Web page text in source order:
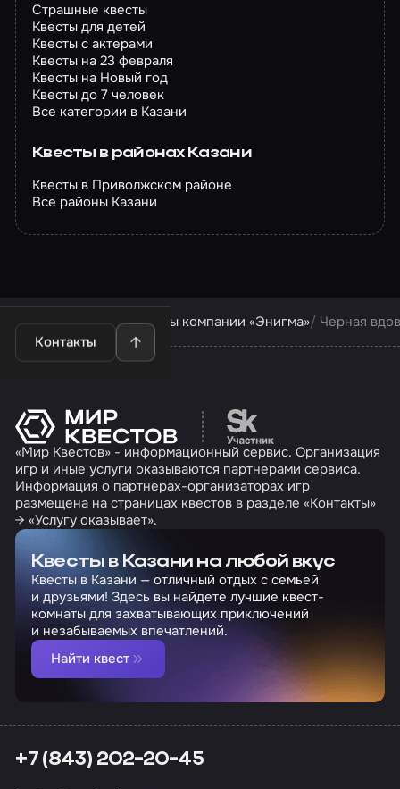
Страшные квесты
Квесты для детей
Квесты с актерами
Квесты на 23 февраля
Квесты на Новый год
Квесты до 7 человек
Все категории в Казани
Квесты в районах Казани
Квесты в Приволжском районе
Все районы Казани
Контакты
Квесты в Казани Квесты компании «Энигма» Черная
Перейти на сайт
«Мир Квестов» - информационный сервис. Организация
игр и иные услуги оказываются партнерами сервиса.
Информация о партнерах-организаторах игр
размещена на страницах квестов в разделе «Контакты»
→ «Услугу оказывает».
Квесты в Казани на любой вкус
Квесты в Казани — отличный отдых с семьей
и друзьями! Здесь вы найдете лучшие квест-
комнаты для захватывающих приключений
и незабываемых впечатлений.
Найти квест
+7 (843) 202-20-45